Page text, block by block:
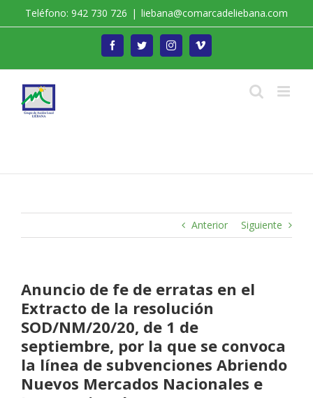
Teléfono: 942 730 726 | liebana@comarcadeliebana.com
FacebookTwitterInstagramVimeo
Anterior Siguiente
Anuncio de fe de erratas en el
Extracto de la resolución
SOD/NM/20/20, de 1 de
septiembre, por la que se convoca
la línea de subvenciones Abriendo
Nuevos Mercados Nacionales e